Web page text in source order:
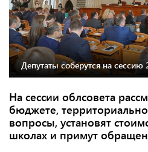
Депутаты соберутся на сессию
На сессии облсовета
бюджете,
вопросы, установят
школах и примут